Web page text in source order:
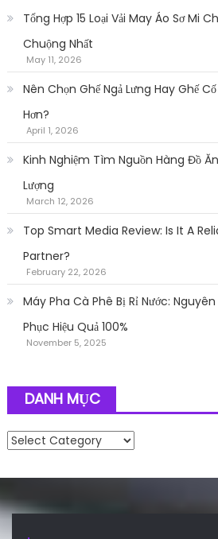
Tổng Hợp 15 Loại Vải May Áo Sơ Mi
Chuộng Nhất
May 11, 2026
Nên Chọn Ghế Ngả Lưng Hay Ghế
Hơn?
April 1, 2026
Kinh Nghiệm Tìm Nguồn Hàng Đồ
Lượng
March 12, 2026
Top Smart Media Review: Is It A
Partner?
February 22, 2026
Máy Pha Cà Phê Bị Rỉ Nước:
Phục Hiệu Quả 100%
November 5, 2025
DANH MỤC
Danh mục